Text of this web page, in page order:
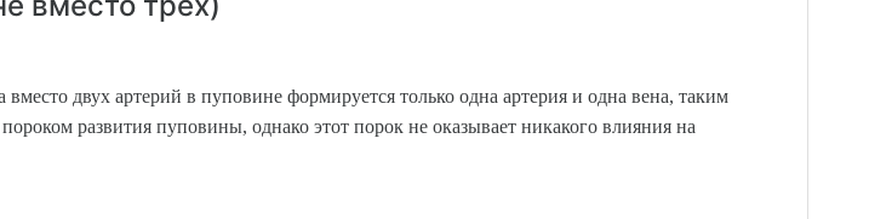
двух артерий в пуповине формируется только одна артерия и одна вена, таким
развития пуповины, однако этот порок не оказывает никакого влияния на